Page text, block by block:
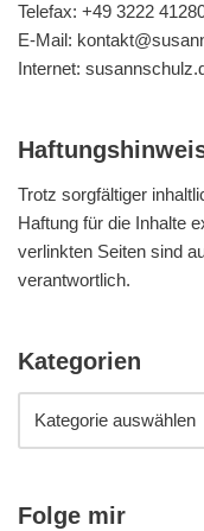
Telefax: +49 3222
E-Mail:
Internet:
Trotz sorgfältiger
Haftung für die Inhalte
verlinkten Seiten sind
verantwortlich.
Kategorien
Folge mir